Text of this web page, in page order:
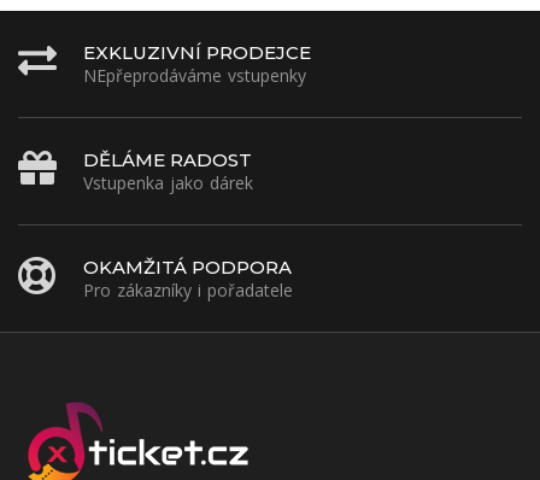
EXKLUZIVNÍ PRODEJCE
NEpřeprodáváme vstupenky
DĚLÁME RADOST
Vstupenka jako dárek
OKAMŽITÁ PODPORA
Pro zákazníky i pořadatele